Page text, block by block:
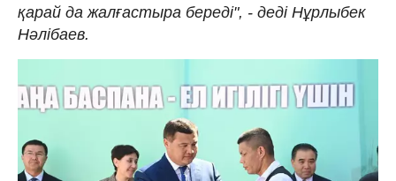
қарай да жалғастыра береді", - деді Нұрлыбек
Нәлібаев.